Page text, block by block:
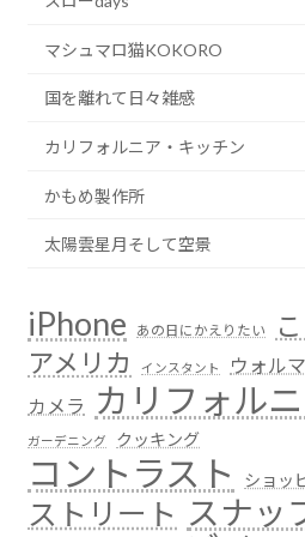
マシュマロ猫KOKORO
国を離れて日々雑感
カリフォルニア・キッチン
かもめ製作所
太陽雲星月そして空景
iPhone あの日にかえりたい
アメリカ
インスタント
ウォル
カメラ
カリフォル
ガーデニング クッキング
コントラスト ショッ
ストリート スナッ